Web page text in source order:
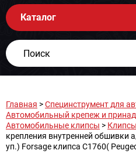
Каталог
Главная >Специнструмент для
Автомобильный крепеж и
Автомобильные клипсы >
крепления внутренней
уп.) Forsage клипса C1760(